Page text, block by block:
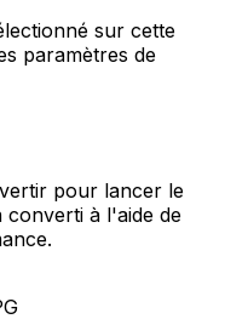
sur cette
paramètres de
pour lancer le
converti à l'aide de